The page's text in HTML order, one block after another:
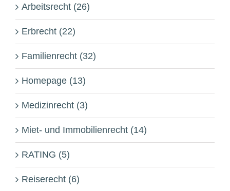
Arbeitsrecht (26)
Erbrecht (22)
Familienrecht (32)
Homepage (13)
Medizinrecht (3)
Miet- und Immobilienrecht (14)
RATING (5)
Reiserecht (6)